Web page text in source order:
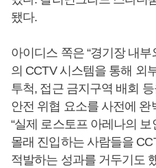
됐다.
아이디스 쪽은 “경기장 내
의 CCTV 시스템을 통해 외
투척, 접근 금지구역 배회
안전 위협 요소를 사전에 완
“실제 로스토프 아레나의
몰래 진입하는 사람들을
적발하는 성과를 거두기도